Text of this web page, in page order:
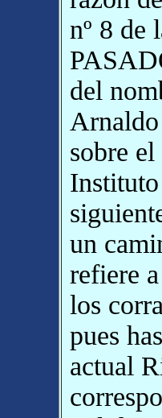
nº 8 de
del
sobre
un
refiere
los
pues
actual